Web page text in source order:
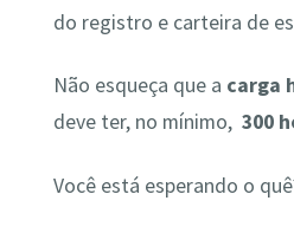
do registro e carteira de
Não esqueça que a carga
deve ter, no mínimo, 300
Você está esperando o